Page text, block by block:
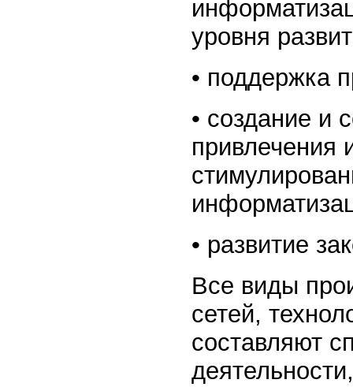
уровня
• поддержка
• создание и
привлечения
• развитие
Все виды
сетей,
составляют